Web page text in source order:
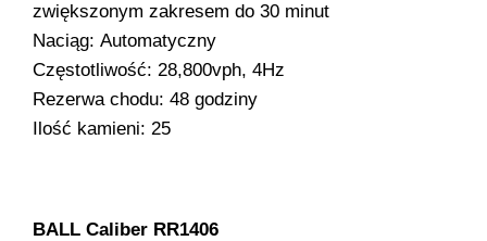
zwiększonym zakresem do 30 minut
Naciąg: Automatyczny
Częstotliwość: 28,800vph, 4Hz
Rezerwa chodu: 48 godziny
Ilość kamieni: 25
BALL Caliber RR1406